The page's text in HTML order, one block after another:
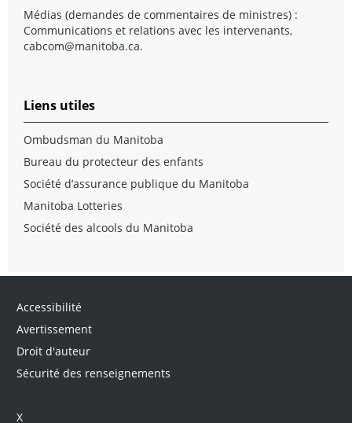
Médias (demandes de commentaires de ministres) :
Communications et relations avec les intervenants,
cabcom@manitoba.ca.
Liens utiles
Ombudsman du Manitoba
Bureau du protecteur des enfants
Société d’assurance publique du Manitoba
Manitoba Lotteries
Société des alcools du Manitoba
Accessibilité
Avertissement
Droit d'auteur
Sécurité des renseignements
X